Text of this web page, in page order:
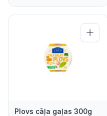
Plovs cāļa gaļas 300g